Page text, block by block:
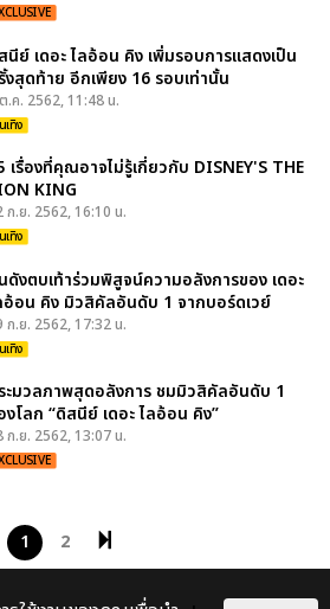
นีย์ เดอะ ไลอ้อน คิง เพิ่มรอบการแสดงเป็น
งสุดท้าย อีกเพียง 16 รอบเท่านั้น
.ค. 2562, 11:48 น.
เทิง
เรื่องที่คุณอาจไม่รู้เกี่ยวกับ DISNEY'S THE
KING
ก.ย. 2562, 16:10 น.
เทิง
ดังตบเท้าร่วมพิสูจน์ความอลังการของ เดอะ
อ้อน คิง มิวสิคัลอันดับ 1 จากบอร์ดเวย์
ก.ย. 2562, 17:32 น.
เทิง
ะมวลภาพสุดอลังการ ชมมิวสิคัลอันดับ 1
งโลก “ดิสนีย์ เดอะ ไลอ้อน คิง”
ก.ย. 2562, 13:07 น.
1 2